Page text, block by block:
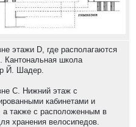
этажи D, где располагаются
Кантональная школа
Й. Шадер.
С. Нижний этаж с
кабинетами и
также с расположенным в
хранения велосипедов.